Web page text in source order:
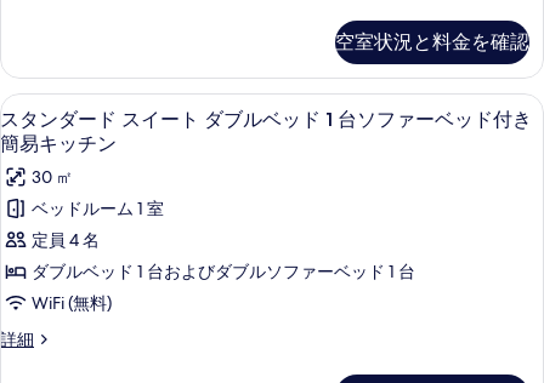
ダ
ブ
ル
ベ
ッ
ド
1
台
ソ
フ
ー
ド
ス
イ
ー
ト
ダ
ブ
ル
ベ
ド
1
台
空室状況と料金を確認
ス
タ
ン
ダ
ー
ド
ス
イ
低刺激性寝具、セーフティボックス
13
スタンダード スイート ダブルベッド 1 台ソファーベッド付き
簡易キッチン
30 ㎡
ベッドルーム 1 室
定員 4 名
ダブルベッド 1 台およびダブルソファーベッド 1 台
WiFi (無料)
詳細
ス